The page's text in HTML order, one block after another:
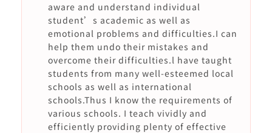
aware and understand individual
student’s academic as well as
emotional problems and difficulties.I can
help them undo their mistakes and
overcome their difficulties.l have taught
students from many well-esteemed local
schools as well as international
schools.Thus I know the requirements of
various schools. I teach vividly and
efficiently providing plenty of effective